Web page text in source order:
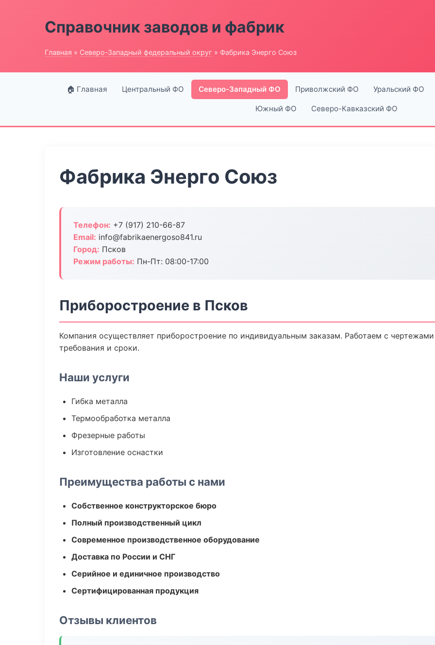
Справочник заводов и фабрик
Главная » Северо-Западный федеральный округ » Фабрика Энерго Союз
🏠 Главная Центральный ФО Северо-Западный ФО Приволжский ФО Уральский ФО
Южный ФО Северо-Кавказский ФО
Фабрика Энерго Союз
Телефон: +7 (917) 210-66-87
Email: info@fabrikaenergoso841.ru
Город: Псков
Режим работы: Пн-Пт: 08:00-17:00
Приборостроение в Псков
Компания осуществляет приборостроение по индивидуальным заказам. Работаем с
требования и сроки.
Наши услуги
Гибка металла
Термообработка металла
Фрезерные работы
Изготовление оснастки
Преимущества работы с нами
Собственное конструкторское бюро
Полный производственный цикл
Современное производственное оборудование
Доставка по России и СНГ
Серийное и единичное производство
Сертифицированная продукция
Отзывы клиентов